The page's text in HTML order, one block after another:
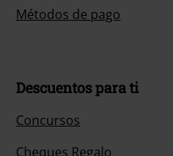
Métodos de pago
Descuentos para ti
Concursos
Cheques Regalo